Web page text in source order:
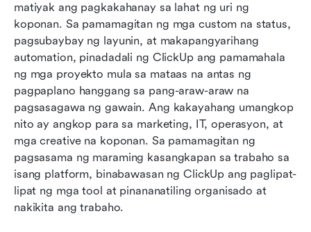
matiyak ang pagkakahanay sa lahat ng uri ng
koponan. Sa pamamagitan ng mga custom na status,
pagsubaybay ng layunin, at makapangyarihang
automation, pinadadali ng ClickUp ang pamamahala
ng mga proyekto mula sa mataas na antas ng
pagpaplano hanggang sa pang-araw-araw na
pagsasagawa ng gawain. Ang kakayahang umangkop
nito ay angkop para sa marketing, IT, operasyon, at
mga creative na koponan. Sa pamamagitan ng
pagsasama ng maraming kasangkapan sa trabaho sa
isang platform, binabawasan ng ClickUp ang paglipat-
lipat ng mga tool at pinananatiling organisado at
nakikita ang trabaho.